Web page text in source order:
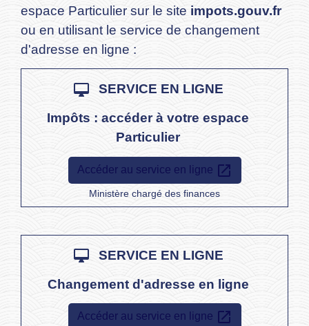
espace Particulier sur le site impots.gouv.fr
ou en utilisant le service de changement
d'adresse en ligne :
desktop_mac
SERVICE EN LIGNE
Impôts : accéder à votre espace
Particulier
Accéder au service en ligne open_in_new
Ministère chargé des finances
desktop_mac
SERVICE EN LIGNE
Changement d'adresse en ligne
Accéder au service en ligne open_in_new